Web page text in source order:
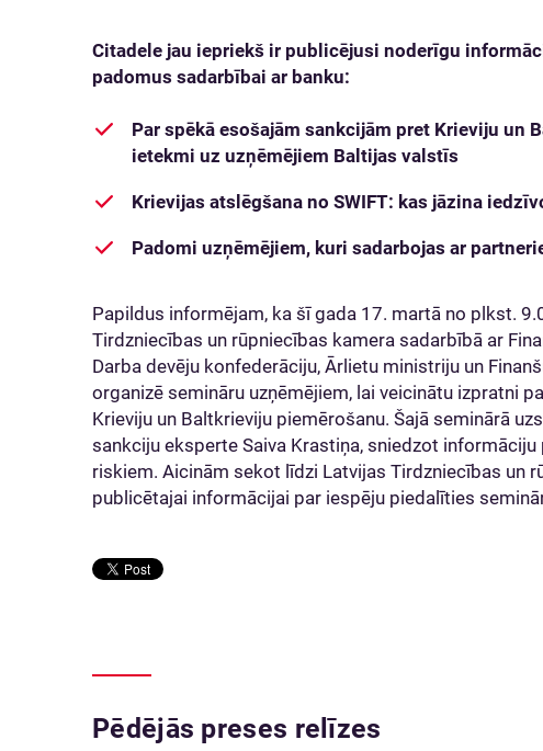
Citadele jau iepriekš ir publicējusi noderīgu
padomus sadarbībai ar banku:
Par spēkā esošajām sankcijām pret Krieviju un
ietekmi uz uzņēmējiem Baltijas valstīs
Krievijas atslēgšana no SWIFT: kas jāzina
Padomi uzņēmējiem, kuri sadarbojas ar
Papildus informējam, ka šī gada 17. martā no plkst.
Tirdzniecības un rūpniecības kamera sadarbībā ar
Darba devēju konfederāciju, Ārlietu ministriju un
organizē semināru uzņēmējiem, lai veicinātu izpratni
Krieviju un Baltkrieviju piemērošanu. Šajā seminārā
sankciju eksperte Saiva Krastiņa, sniedzot
riskiem. Aicinām sekot līdzi Latvijas Tirdzniecības un
publicētajai informācijai par iespēju piedalīties
Pēdējās preses relīzes